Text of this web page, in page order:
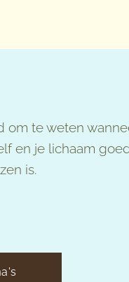
te weten
en je lichaam
is.